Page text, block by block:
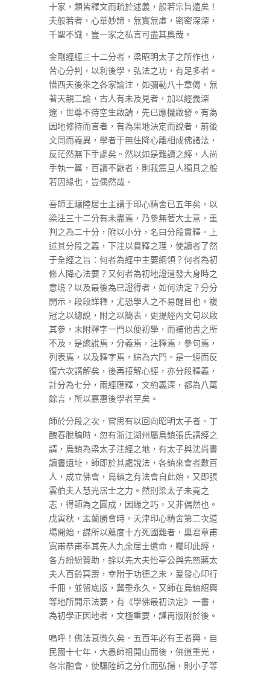
十家，類皆釋文而疏於述義，般若宗旨遠矣！
夫般若者，心華妙諦，無實無虛，密密深深，
千聖不識，豈一家之私言可盡其奧哉。
金剛經經三十二分者，梁昭明太子之所作也，
苦心分判，以利後學，弘法之功，有足多者。
惜西天後來之各家論注，如彌勒八十章偈，無
著天親二論，古人有未及見者，加以經義深
邃，世尊不待空生啟請，先已應機啟發。有為
因地修持而言者，有為果地決定而說者，前後
文同而義異，學者于無住降心離相成佛諸法，
反茫然無下手處矣。然以如是難讀之經，人尚
手執一篇，百讀不厭者，則我震旦人獨具之般
若因緣也，豈偶然哉。
吾師王驤陸居士主講于印心精舍已五年矣，以
梁注三十二分有未盡焉，乃參無著大士意，重
判之為二十分，附以小分，名曰分段貫釋。上
述其分段之義，下注以貫釋之理，使讀者了然
于全經之旨：何者為經中主要綱領？何者為初
修人降心法要？又何者為初地證道發大身時之
意境？以及最後為已證得者，如何決定？分分
開示，段段詳釋，尤恐學人之不易醒目也。複
冠之以總說，附之以簡表，更提經內文句以啟
其參，末附釋字一門以便初學，而補他書之所
不及，是總說焉，分義焉，注釋焉，參句焉，
列表焉，以及釋字焉，綜為六門。是一經而反
復六次講解矣，後再接解心經，亦分段釋義，
計分為七分，兩經匯釋，文約義深，都為八萬
餘言，所以嘉惠後學者至矣。
師於分段之次，嘗思有以回向昭明太子者。丁
醜春脫稿時，忽有浙江湖州屬烏鎮張氏講經之
請，烏鎮為梁太子注經之地，有太子與沈尚書
讀書遺址，師即於其處說法，各鎮來會者數百
人，成立佛會，烏鎮之有法會自此始。又即張
雲伯夫人慧光居士之力。然則梁太子未竟之
志，得師為之圓成，因緣之巧，又非偶然也。
戊寅秋，盂蘭勝會時，天津印心精舍第二次道
場開始，謀所以薦度十方死國難者，巢君章甫
寬甫恭甫奉其先人九余居士遺命，囑印此經，
各方紛紛贊助，銓以先大夫怡亭公與先慈蔣太
夫人百齡冥壽，幸附于功德之末，爰發心印行
千冊，並留底版，冀垂永久。又師在烏鎮紹興
等地所開示法要，有《學佛最初決定》一書，
為初學正因地者，文極重要，謹再版附於後。
嗚呼！佛法衰微久矣。五百年必有王者興，自
民國十七年，大愚師祖開山而後，佛道重光，
各宗融會，使驤陸師之分化而弘揚，則小子等